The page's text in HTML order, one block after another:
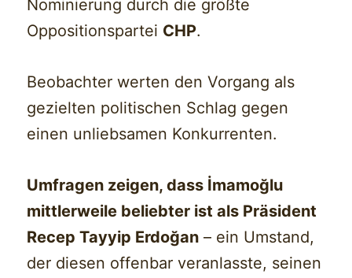
Nominierung durch die größte
Oppositionspartei CHP.
Beobachter werten den Vorgang als
gezielten politischen Schlag gegen
einen unliebsamen Konkurrenten.
Umfragen zeigen, dass İmamoğlu
mittlerweile beliebter ist als Präsident
Recep Tayyip Erdoğan – ein Umstand,
der diesen offenbar veranlasste, seinen